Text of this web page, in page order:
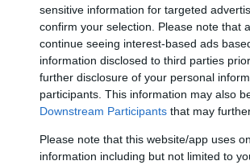
sensitive information for targeted
confirm your selection. Please note that
continue seeing interest-based ads
information disclosed to third parties
further disclosure of your personal
participants. This information may also
Downstream Participants that may
Please note that this website/app uses
information including but not limited to